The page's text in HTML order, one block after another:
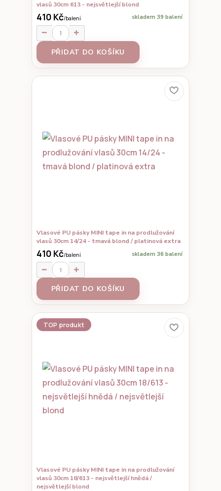
vlasů 30cm 613 - nejsvětlejší blond
410 Kč/balení skladem 39 balení
PŘIDAT DO KOŠÍKU
Vlasové PU pásky MINI tape in na prodlužování
vlasů 30cm 14/24 - tmavá blond / platinová extra
410 Kč/balení skladem 36 balení
PŘIDAT DO KOŠÍKU
TOP produkt
Vlasové PU pásky MINI tape in na prodlužování
vlasů 30cm 18/613 - nejsvětlejší hnědá /
nejsvětlejší blond